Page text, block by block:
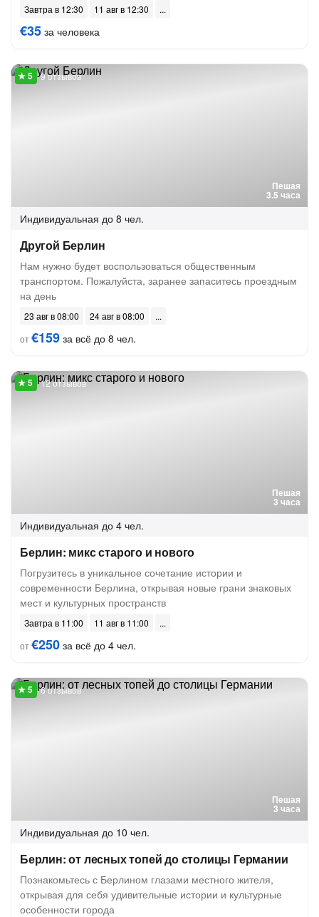
Завтра в 12:30 11 авг в 12:30
€35 за человека
Пешая
3.5 часа
9 отзывов
Индивидуальная до 8 чел.
Другой Берлин
Нам нужно будет воспользоваться общественным
транспортом. Пожалуйста, заранее запаситесь проездным
на день
23 авг в 08:00
24 авг в 08:00
от€159 за всё до 8 чел.
Пешая
3 часа
12 отзывов
Индивидуальная до 4 чел.
Берлин: микс старого и нового
Погрузитесь в уникальное сочетание истории и
современности Берлина, открывая новые грани знаковых
мест и культурных пространств
Завтра в 11:00
11 авг в 11:00
от€250 за всё до 4 чел.
Пешая
3 часа
6 отзывов
Индивидуальная до 10 чел.
Берлин: от лесных топей до столицы Германии
Познакомьтесь с Берлином глазами местного жителя,
открывая для себя удивительные истории и культурные
особенности города